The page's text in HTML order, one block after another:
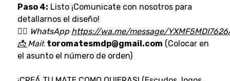
Paso 4: Listo ¡Comunicate con nosotros para
detallarnos el diseño!
👉🏼 WhatsApp https://wa.me/message/
📩 Mail: toromatesmdp@gmail.com (Colocar en
el asunto el número de orden)